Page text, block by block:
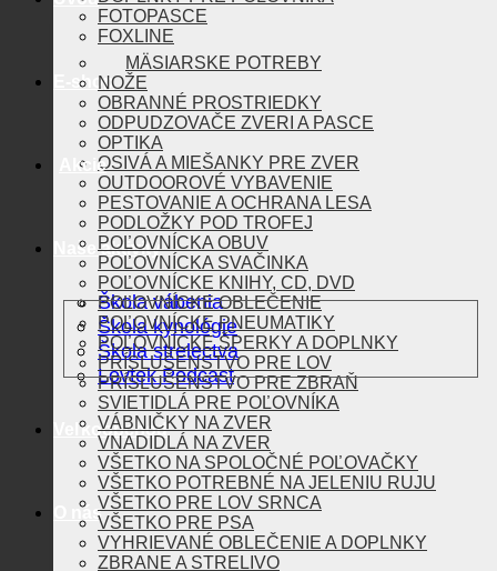
E-shop
Akcie
Naše aktivity
Škola vábenia
Škola kynológie
Škola strelectva
Lovtek Podcast
Veľkoobchod
O nás
FOTOPASCE
FOXLINE
MÄSIARSKE POTREBY
NOŽE
OBRANNÉ PROSTRIEDKY
ODPUDZOVAČE ZVERI A PASCE
OPTIKA
OSIVÁ A MIEŠANKY PRE ZVER
OUTDOOROVÉ VYBAVENIE
PESTOVANIE A OCHRANA LESA
PODLOŽKY POD TROFEJ
POĽOVNÍCKA OBUV
POĽOVNÍCKA SVAČINKA
POĽOVNÍCKE KNIHY, CD, DVD
POĽOVNÍCKE OBLEČENIE
POĽOVNÍCKE PNEUMATIKY
POĽOVNÍCKE ŠPERKY A DOPLNKY
PRÍSLUŠENSTVO PRE LOV
PRÍSLUŠENSTVO PRE ZBRAŇ
SVIETIDLÁ PRE POĽOVNÍKA
VÁBNIČKY NA ZVER
VNADIDLÁ NA ZVER
VŠETKO NA SPOLOČNÉ POĽOVAČKY
VŠETKO POTREBNÉ NA JELENIU RUJU
VŠETKO PRE LOV SRNCA
VŠETKO PRE PSA
VYHRIEVANÉ OBLEČENIE A DOPLNKY
ZBRANE A STRELIVO